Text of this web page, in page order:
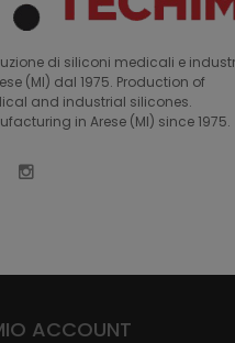
di siliconi medicali e
(MI) dal 1975. Production of
and industrial silicones.
in Arese (MI) since 1975.
ACCOUNT